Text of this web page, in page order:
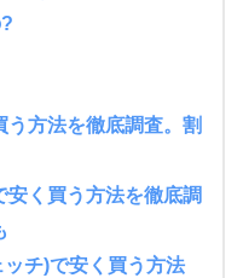
方法を徹底調査。割
安く買う方法を徹底調
チ)で安く買う方法